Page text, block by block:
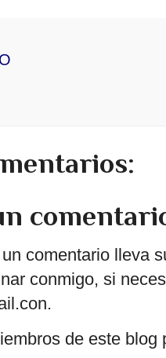
comentario lleva
conmigo, si
de este